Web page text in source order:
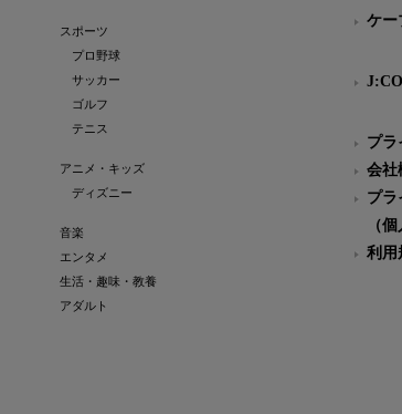
スポーツ
プロ野球
サッカー
ゴルフ
テニス
アニメ・キッズ
ディズニー
音楽
エンタメ
生活・趣味・教養
アダルト
ケー
プラ
会社
プラ
（
利用